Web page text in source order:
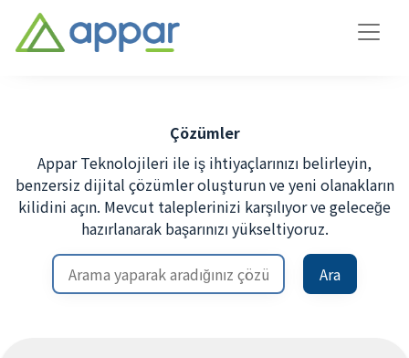
Çözümler
Appar Teknolojileri ile iş ihtiyaçlarınızı belirleyin,
benzersiz dijital çözümler oluşturun ve yeni olanakların
kilidini açın. Mevcut taleplerinizi karşılıyor ve geleceğe
hazırlanarak başarınızı yükseltiyoruz.
Ara